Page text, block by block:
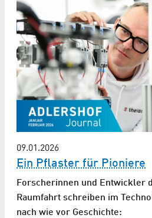
09.01.2026
Ein Pflaster für Pioniere
Forscherinnen und Entwickler
Raumfahrt schreiben im
nach wie vor Geschichte: